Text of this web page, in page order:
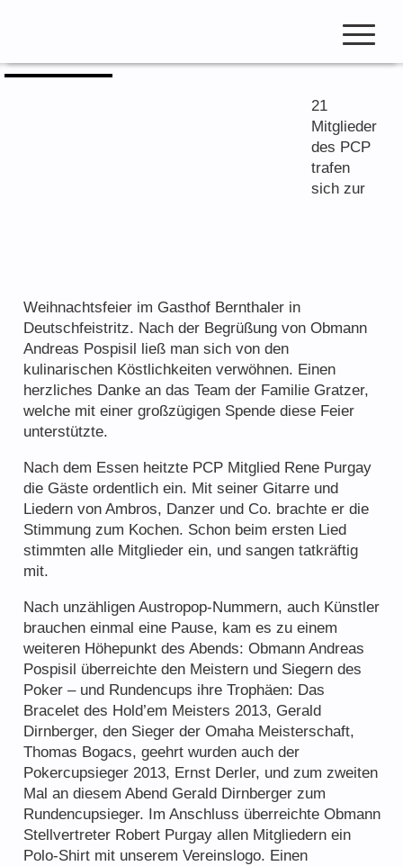
open
Mitglieder
Hall of Fame
Ranglisten
Spielmodus
Der PokerClubPeggau – 20 Jahre jung
Freunde & Sponsoren
Regelwerk
Tipps und Tricks
21
Mitglieder
des PCP
trafen
sich zur
Weihnachtsfeier im Gasthof Bernthaler in
Deutschfeistritz. Nach der Begrüßung von Obmann
Andreas Pospisil ließ man sich von den
kulinarischen Köstlichkeiten verwöhnen. Einen
herzliches Danke an das Team der Familie Gratzer,
welche mit einer großzügigen Spende diese Feier
unterstützte.
Nach dem Essen heitzte PCP Mitglied Rene Purgay
die Gäste ordentlich ein. Mit seiner Gitarre und
Liedern von Ambros, Danzer und Co. brachte er die
Stimmung zum Kochen. Schon beim ersten Lied
stimmten alle Mitglieder ein, und sangen tatkräftig
mit.
Nach unzähligen Austropop-Nummern, auch Künstler
brauchen einmal eine Pause, kam es zu einem
weiteren Höhepunkt des Abends: Obmann Andreas
Pospisil überreichte den Meistern und Siegern des
Poker – und Rundencups ihre Trophäen: Das
Bracelet des Hold’em Meisters 2013, Gerald
Dirnberger, den Sieger der Omaha Meisterschaft,
Thomas Bogacs, geehrt wurden auch der
Pokercupsieger 2013, Ernst Derler, und zum zweiten
Mal an diesem Abend Gerald Dirnberger zum
Rundencupsieger. Im Anschluss überreichte Obmann
Stellvertreter Robert Purgay allen Mitgliedern ein
Polo-Shirt mit unserem Vereinslogo. Einen